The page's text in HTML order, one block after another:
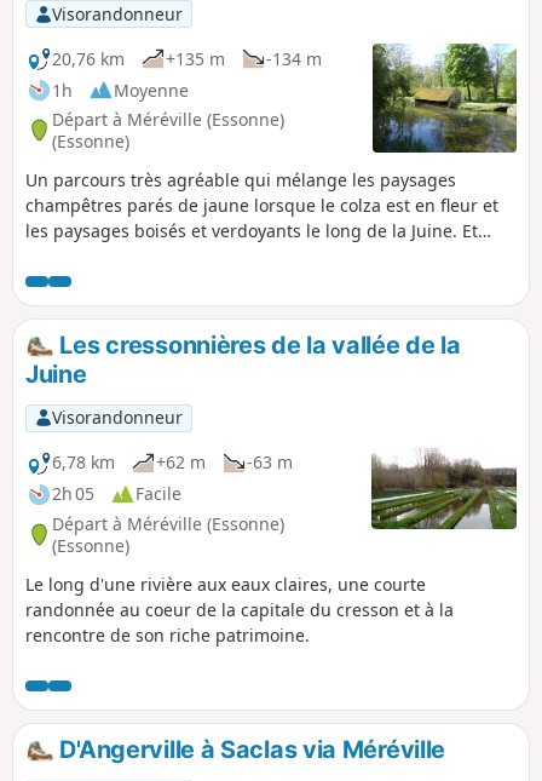
Visorandonneur
20,76 km
+135 m
-134 m
1h
Moyenne
Départ à Méréville (Essonne)
(Essonne)
Un parcours très agréable qui mélange les paysages
champêtres parés de jaune lorsque le colza est en fleur et
les paysages boisés et verdoyants le long de la Juine. Et
roulez sur ce qui fut une voie romaine pour rallier Saclas.
Les cressonnières de la vallée de la
Juine
Visorandonneur
6,78 km
+62 m
-63 m
2h 05
Facile
Départ à Méréville (Essonne)
(Essonne)
Le long d'une rivière aux eaux claires, une courte
randonnée au coeur de la capitale du cresson et à la
rencontre de son riche patrimoine.
D'Angerville à Saclas via Méréville